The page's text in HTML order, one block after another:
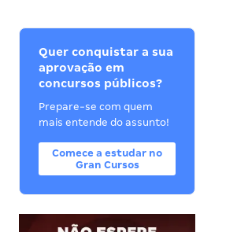
Quer conquistar a sua
aprovação em
concursos públicos?
Prepare-se com quem
mais entende do assunto!
Comece a estudar no
Gran Cursos